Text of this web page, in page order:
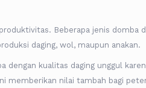
Beberapa jenis domba
daging, wol, maupun anakan.
dengan kualitas daging unggul
memberikan nilai tambah bagi